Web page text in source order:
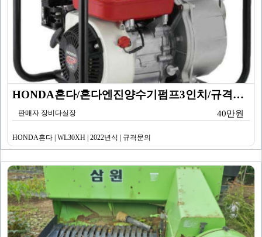
HONDA혼다/혼다엔진양수기펌프3인치/규격문의/WL30…
판매자 장비다실장 40만원
HONDA혼다 | WL30XH | 2022년식 | 규격문의